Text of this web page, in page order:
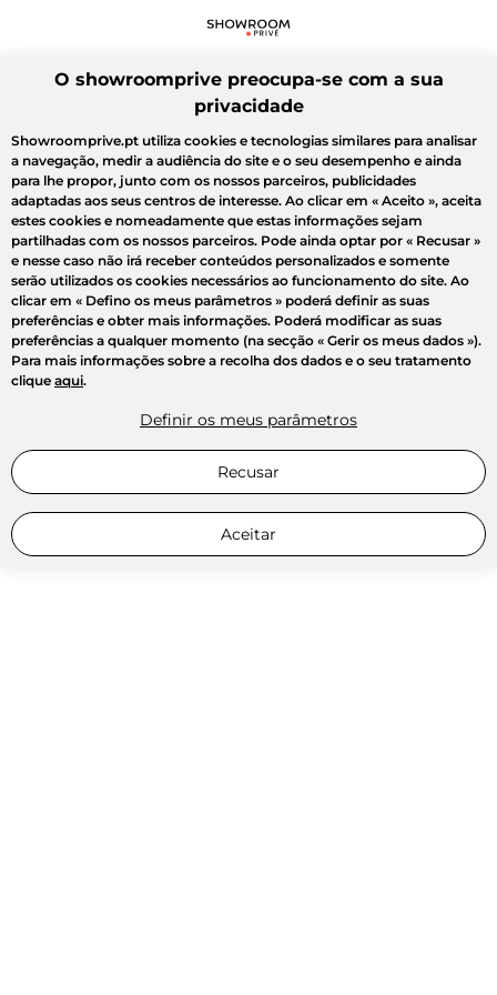
O showroomprive preocupa-se com a sua
privacidade
Showroomprive.pt utiliza cookies e tecnologias similares para analisar
a navegação, medir a audiência do site e o seu desempenho e ainda
para lhe propor, junto com os nossos parceiros, publicidades
adaptadas aos seus centros de interesse. Ao clicar em « Aceito », aceita
estes cookies e nomeadamente que estas informações sejam
partilhadas com os nossos parceiros. Pode ainda optar por « Recusar »
e nesse caso não irá receber conteúdos personalizados e somente
serão utilizados os cookies necessários ao funcionamento do site. Ao
clicar em « Defino os meus parâmetros » poderá definir as suas
preferências e obter mais informações. Poderá modificar as suas
preferências a qualquer momento (na secção « Gerir os meus dados »).
Para mais informações sobre a recolha dos dados e o seu tratamento
clique aqui.
Definir os meus parâmetros
Recusar
Aceitar